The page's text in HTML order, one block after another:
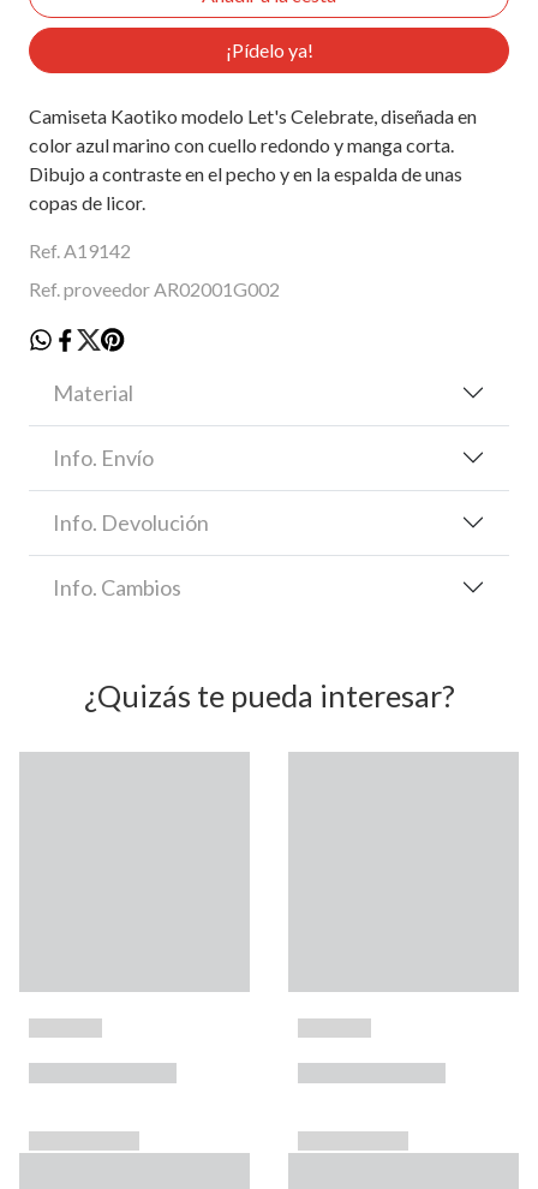
¡Pídelo ya!
Camiseta Kaotiko modelo Let's Celebrate, diseñada en
color azul marino con cuello redondo y manga corta.
Dibujo a contraste en el pecho y en la espalda de unas
copas de licor.
Ref. A19142
Ref. proveedor AR02001G002
Material
Info. Envío
Info. Devolución
Info. Cambios
¿Quizás te pueda interesar?